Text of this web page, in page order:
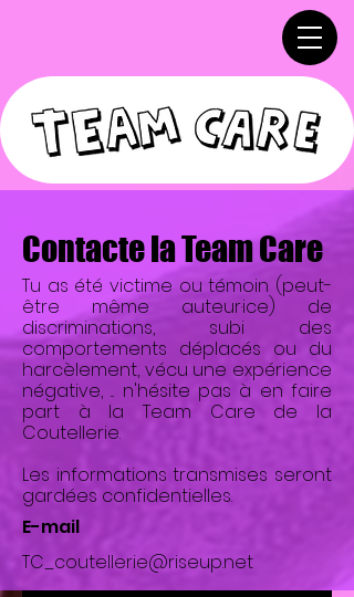
Contacte la Team Care
Tu as été victime ou témoin (peut-
être même auteur·ice) de
discriminations, subi des
comportements déplacés ou du
harcèlement, vécu une expérience
négative, ... n'hésite pas à en faire
part à la Team Care de la
Coutellerie.
Les informations transmises seront
gardées confidentielles.
E-mail
TC_coutellerie@riseup.net